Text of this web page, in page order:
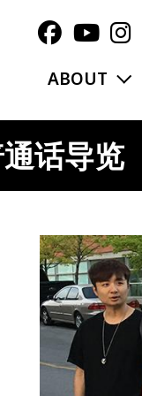
ABOUT
话导览
Image